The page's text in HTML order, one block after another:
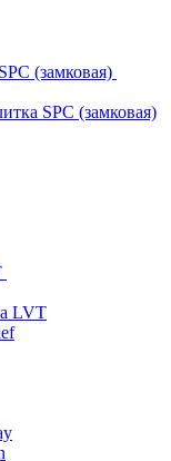
(замковая)
SPC (замковая)
LVT